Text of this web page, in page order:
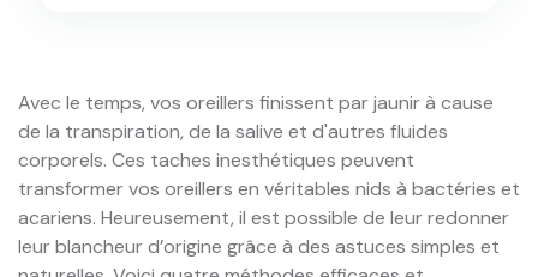
Avec le temps, vos oreillers finissent par jaunir à cause
de la transpiration, de la salive et d'autres fluides
corporels. Ces taches inesthétiques peuvent
transformer vos oreillers en véritables nids à bactéries et
acariens. Heureusement, il est possible de leur redonner
leur blancheur d’origine grâce à des astuces simples et